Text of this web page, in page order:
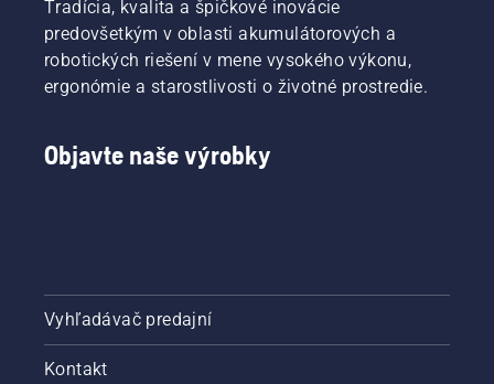
Tradícia, kvalita a špičkové inovácie
predovšetkým v oblasti akumulátorových a
robotických riešení v mene vysokého výkonu,
ergonómie a starostlivosti o životné prostredie.
Objavte naše výrobky
Vyhľadávač predajní
Kontakt